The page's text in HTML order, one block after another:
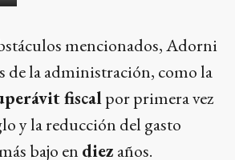
mencionados, Adorni
de la administración, como la
fiscalpor primera vez
y la reducción del gasto
bajo en diez años.